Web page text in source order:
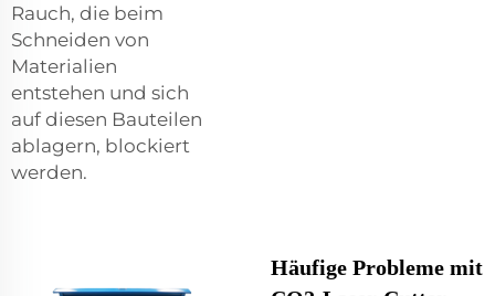
Rauch, die beim
Schneiden von
Materialien
entstehen und sich
auf diesen Bauteilen
ablagern, blockiert
werden.
Häufige Probleme mit